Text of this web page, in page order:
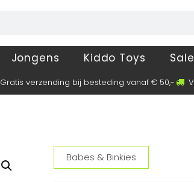
Jongens Kiddo Toys Sale
Gratis verzending bij besteding vanaf € 50,-
Babes & Binkies